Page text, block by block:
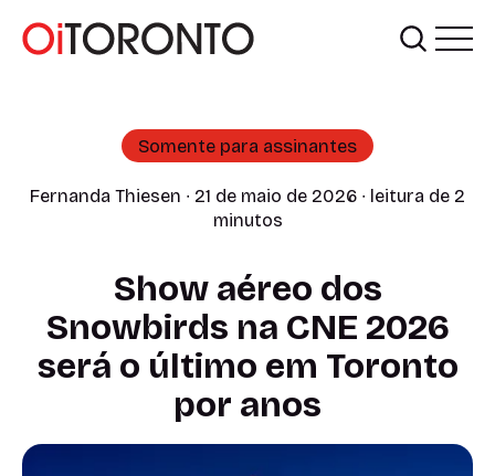
Somente para assinantes
Fernanda Thiesen ∙ 21 de maio de 2026 ∙ leitura de 2
minutos
Show aéreo dos
Snowbirds na CNE 2026
será o último em Toronto
por anos